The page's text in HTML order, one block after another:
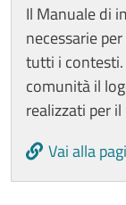
Il Manuale di
necessarie
tutti i contesti.
comunità il
realizzati per
Vai alla